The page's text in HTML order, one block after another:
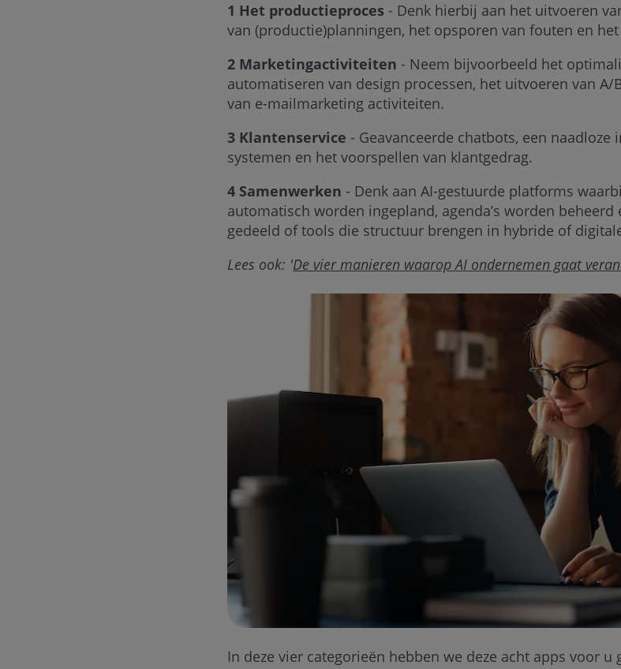
1 Het productieproces - Denk hierbij aan het uitvoeren
van (productie)planningen, het opsporen van fouten en
2 Marketingactiviteiten - Neem bijvoorbeeld het
automatiseren van design processen, het uitvoeren van
van e-mailmarketing activiteiten.
3 Klantenservice - Geavanceerde chatbots, een naadloze
systemen en het voorspellen van klantgedrag.
4 Samenwerken - Denk aan AI-gestuurde platforms
automatisch worden ingepland, agenda’s worden
gedeeld of tools die structuur brengen in hybride of
Lees ook: 'De vier manieren waarop AI ondernemen gaat
In deze vier categorieën hebben we deze acht apps voor u